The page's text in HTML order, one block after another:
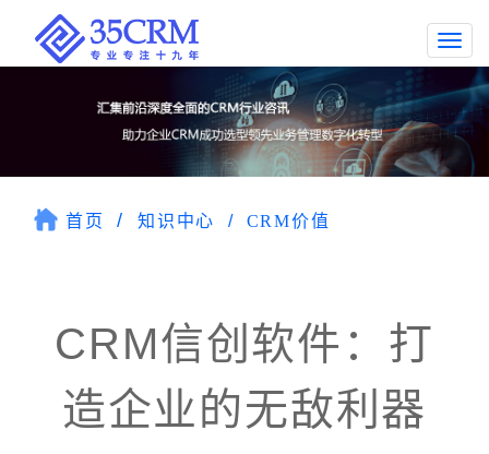
首页 知识中心 CRM价值
CRM信创软件：打
造企业的无敌利器